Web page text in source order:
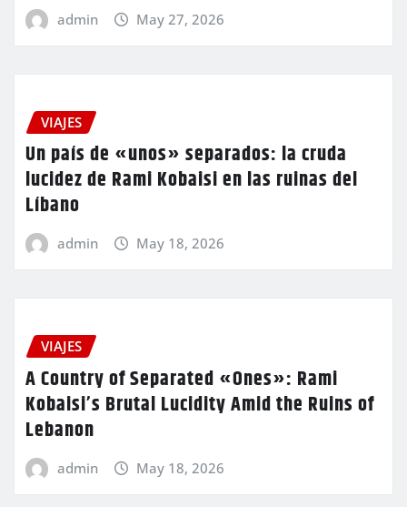
admin May 27, 2026
VIAJES
Un país de «unos» separados: la cruda
lucidez de Rami Kobaisi en las ruinas del
Líbano
admin May 18, 2026
VIAJES
A Country of Separated «Ones»: Rami
Kobaisi’s Brutal Lucidity Amid the Ruins of
Lebanon
admin May 18, 2026